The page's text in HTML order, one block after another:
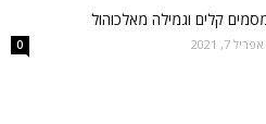
קלים וגמילה מאלכוהול
אפריל 7, 2021 0